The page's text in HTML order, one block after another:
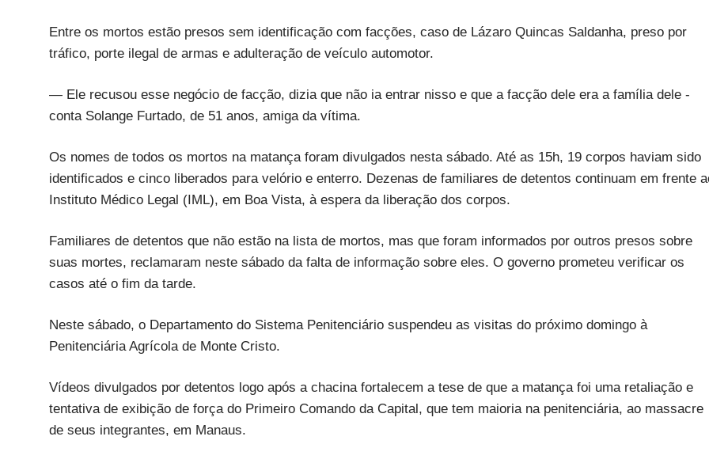
Entre os mortos estão presos sem identificação com facções, caso de Lázaro Quincas Saldanha, preso por
tráfico, porte ilegal de armas e adulteração de veículo automotor.
— Ele recusou esse negócio de facção, dizia que não ia entrar nisso e que a facção dele era a família dele -
conta Solange Furtado, de 51 anos, amiga da vítima.
Os nomes de todos os mortos na matança foram divulgados nesta sábado. Até as 15h, 19 corpos haviam sido
identificados e cinco liberados para velório e enterro. Dezenas de familiares de detentos continuam em frente
Instituto Médico Legal (IML), em Boa Vista, à espera da liberação dos corpos.
Familiares de detentos que não estão na lista de mortos, mas que foram informados por outros presos sobre
suas mortes, reclamaram neste sábado da falta de informação sobre eles. O governo prometeu verificar os
casos até o fim da tarde.
Neste sábado, o Departamento do Sistema Penitenciário suspendeu as visitas do próximo domingo à
Penitenciária Agrícola de Monte Cristo.
Vídeos divulgados por detentos logo após a chacina fortalecem a tese de que a matança foi uma retaliação e
tentativa de exibição de força do Primeiro Comando da Capital, que tem maioria na penitenciária, ao massacre
de seus integrantes, em Manaus.